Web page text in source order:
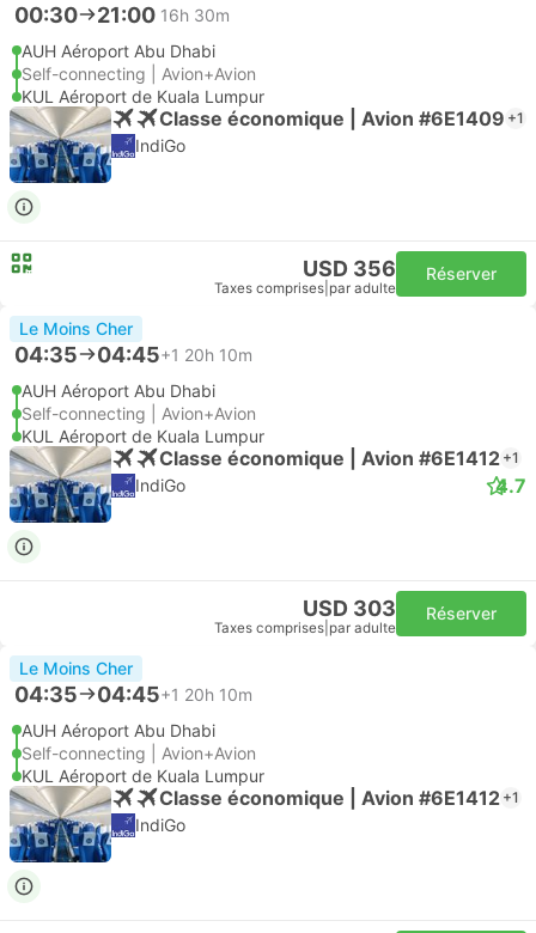
00:30 21:00 16h 30m
AUH Aéroport Abu Dhabi
Self-connecting | Avion+Avion
KUL Aéroport de Kuala Lumpur
Classe économique | Avion #6E1409 +1
IndiGo
USD 356
Taxes comprises par adulte
Réserver
Le Moins Cher
04:35 04:45+1 20h 10m
AUH Aéroport Abu Dhabi
Self-connecting | Avion+Avion
KUL Aéroport de Kuala Lumpur
Classe économique | Avion #6E1412 +1
IndiGo 4.7
USD 303
Taxes comprises par adulte
Réserver
Le Moins Cher
04:35 04:45+1 20h 10m
AUH Aéroport Abu Dhabi
Self-connecting | Avion+Avion
KUL Aéroport de Kuala Lumpur
Classe économique | Avion #6E1412 +1
IndiGo